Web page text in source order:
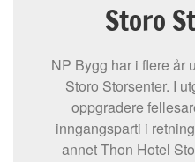
Storo
NP Bygg har i flere år
Storo Storsenter. I
oppgradere
inngangsparti i
annet Thon Hotel